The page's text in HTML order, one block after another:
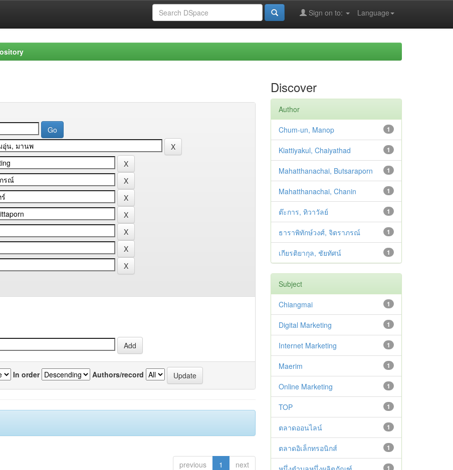
Language
Sign on to:
In order Authors/record
previous 1 next
Discover
Author
1
Chum-un, Manop
1
Kiattiyakul, Chaiyathad
1
Mahatthanachai, Butsaraporn
1
Mahatthanachai, Chanin
1
ต๊ะการ, ทิวาวัลย์
1
ธาราพิทักษ์วงศ์, จิตราภรณ์
1
เกียรติยากุล, ชัยทัศน์
Subject
1
Chiangmai
1
Digital Marketing
1
Internet Marketing
1
Maerim
1
Online Marketing
1
TOP
1
ตลาดออนไลน์
1
ตลาดอิเล็กทรอนิกส์
1